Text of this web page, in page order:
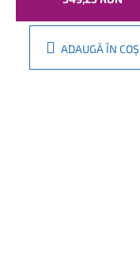
ADAUGĂ ÎN COŞ